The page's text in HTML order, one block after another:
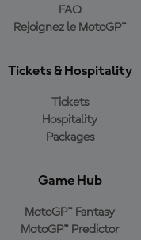
FAQ
Rejoignez le MotoGP™
Tickets & Hospitality
Tickets
Hospitality
Packages
Game Hub
MotoGP™ Fantasy
MotoGP™ Predictor